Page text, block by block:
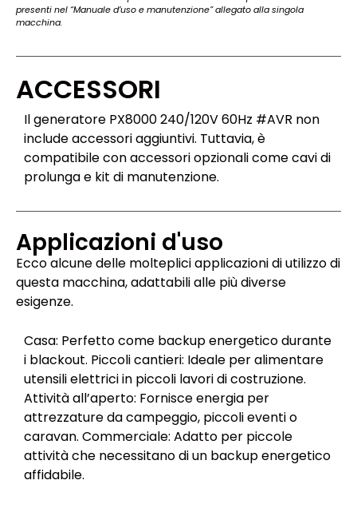
presenti nel “Manuale d’uso e manutenzione” allegato alla singola
macchina.
ACCESSORI
Il generatore PX8000 240/120V 60Hz #AVR non
include accessori aggiuntivi. Tuttavia, è
compatibile con accessori opzionali come cavi di
prolunga e kit di manutenzione.
Applicazioni d'uso
Ecco alcune delle molteplici applicazioni di utilizzo di
questa macchina, adattabili alle più diverse
esigenze.
Casa: Perfetto come backup energetico durante
i blackout. Piccoli cantieri: Ideale per alimentare
utensili elettrici in piccoli lavori di costruzione.
Attività all’aperto: Fornisce energia per
attrezzature da campeggio, piccoli eventi o
caravan. Commerciale: Adatto per piccole
attività che necessitano di un backup energetico
affidabile.